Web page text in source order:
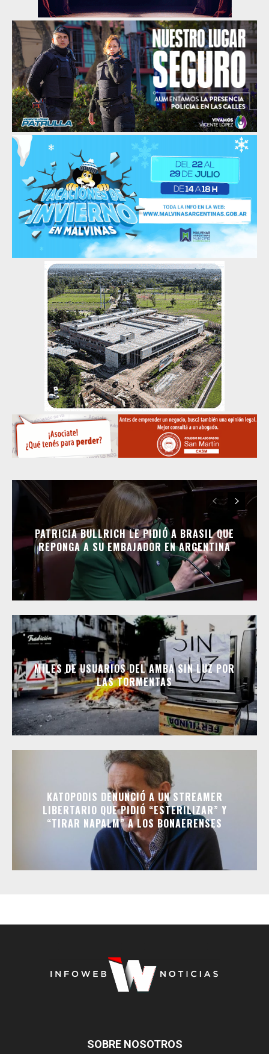
PATRICIA BULLRICH LE PIDIÓ A BRASIL QUE
REPONGA A SU EMBAJADOR EN ARGENTINA
MILES DE USUARIOS DEL AMBA SIN LUZ POR
LAS TORMENTAS
KATOPODIS DENUNCIÓ A UN STREAMER
LIBERTARIO QUE PIDIÓ “ESTERILIZAR” Y
“TIRAR NAPALM” A LOS BONAERENSES
SOBRE NOSOTROS